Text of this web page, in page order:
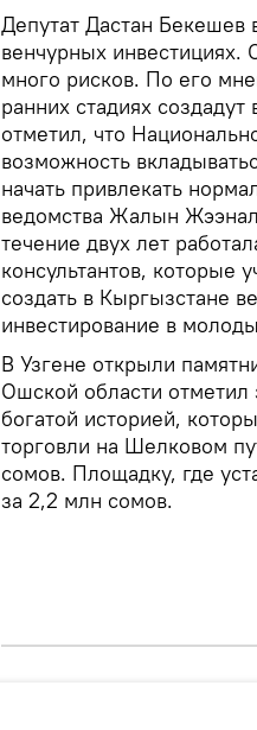
Депутат Дастан Бекешев
венчурных инвестициях.
много рисков. По его
ранних стадиях
отметил, что
возможность
начать привлекать
ведомства Жалын
течение двух лет
консультантов, которые
создать в Кыргызстане
инвестирование в
В Узгене открыли
Ошской области отметил
богатой историей,
торговли на Шелковом
сомов. Площадку, где
за 2,2 млн сомов.